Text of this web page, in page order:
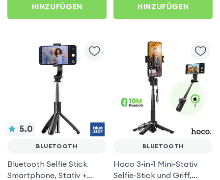
HINZUFÜGEN HINZUFÜGEN
5.0
BLUETOOTH
Bluetooth Selfie Stick
Smartphone, Stativ +
BLUETOOTH
Hoco 3-in-1 Mini-Stativ
Selfie-Stick und Griff,